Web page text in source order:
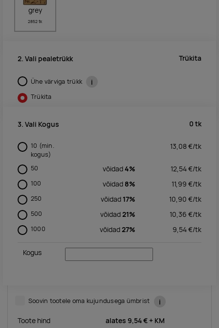
grey
2852 tk
2. Vali pealetrükk Trükita
Ühe värviga trükk i
Trükita
3. Vali Kogus 0 tk
10 (min.
kogus)
13,08€/tk
50 võidad4% 12,54€/tk
100 võidad 8% 11,99 €/tk
250 võidad 17% 10,90 €/tk
500 võidad21% 10,36 €/tk
1000 võidad27% 9,54€/tk
Kogus
Soovin tootele oma kujundusega ümbrist i
Toote hind alates 9,54 € + KM